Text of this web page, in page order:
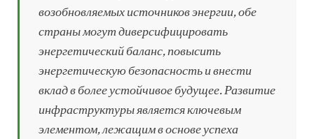
возобновляемых источников энергии, обе
страны могут диверсифицировать
энергетический баланс, повысить
энергетическую безопасность и внести
вклад в более устойчивое будущее. Развитие
инфраструктуры является ключевым
элементом, лежащим в основе успеха